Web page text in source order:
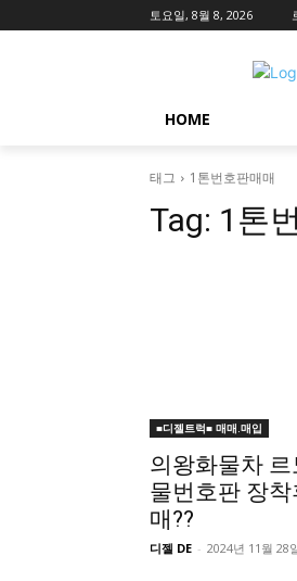
토요일, 8월 8, 2026
HOME
태그 1톤번호판매매
Tag: 1톤
■디젤트럭■ 매매.매입
의왕화물차
물번호판 장
매??
디젤 DE - 2024년 11월 28